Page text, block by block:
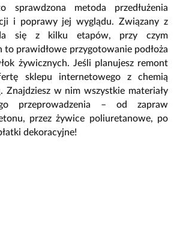
sprawdzona metoda przedłużenia
i poprawy jej wyglądu. Związany z
się z kilku etapów, przy czym
to prawidłowe przygotowanie podłoża
żywicznych. Jeśli planujesz remont
sklepu internetowego z chemią
. Znajdziesz w nim wszystkie materiały
przeprowadzenia – od zapraw
przez żywice poliuretanowe, po
dekoracyjne!